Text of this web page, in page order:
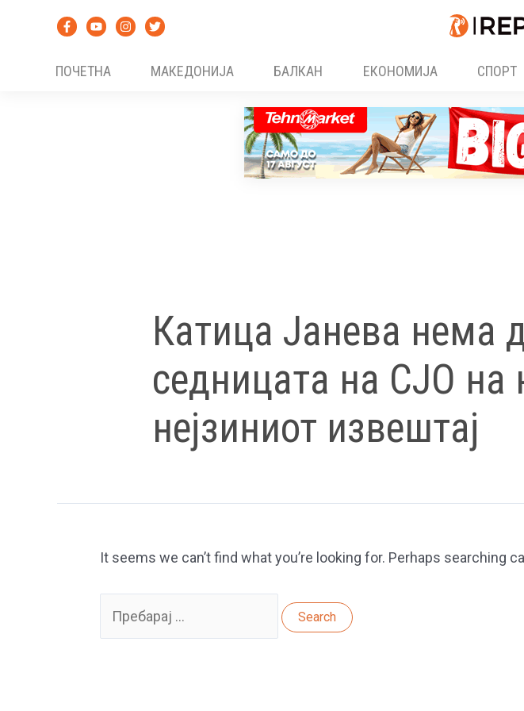
ПОЧЕТНА
МАКЕДОНИЈА БАЛКАН ЕКОНОМИЈА СПОРТ
Катица Јанева нема
седницата на СЈО на
нејзиниот извештај
It seems we can’t find what you’re looking for. Perhaps searching
for: